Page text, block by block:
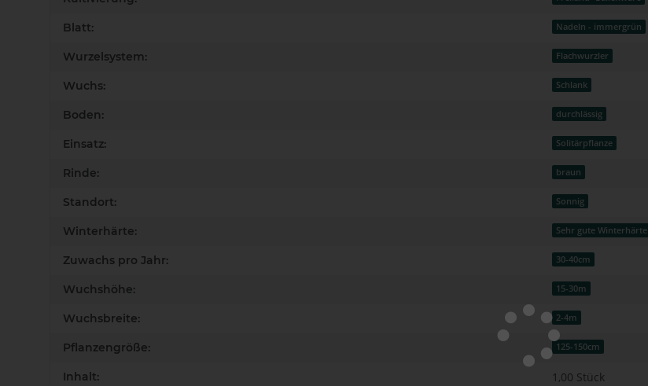
Blatt: Nadeln - immergrün
Wurzelsystem: Flachwurzler
Wuchs: Schlank
Boden: durchlässig
Einsatz: Solitärpflanze
Rinde: braun
Standort: Sonnig
Winterhärte: Sehr gute Winterhärte
Zuwachs pro Jahr: 30-40cm
Wuchshöhe: 15-30m
Wuchsbreite: 2-4m
Pflanzengröße: 125-150cm
Inhalt: 1,00 Stück